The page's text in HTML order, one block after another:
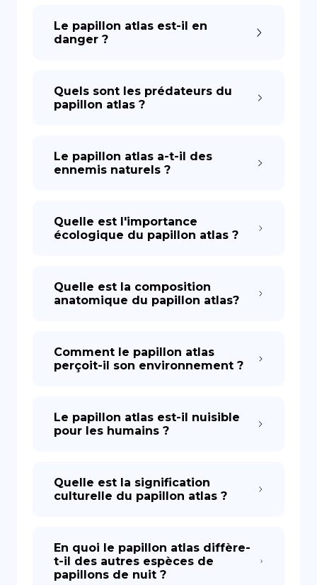
Le papillon atlas est-il en
danger ?
Quels sont les prédateurs du
papillon atlas ?
Le papillon atlas a-t-il des
ennemis naturels ?
Quelle est l'importance
écologique du papillon atlas ?
Quelle est la composition
anatomique du papillon atlas?
Comment le papillon atlas
perçoit-il son environnement ?
Le papillon atlas est-il nuisible
pour les humains ?
Quelle est la signification
culturelle du papillon atlas ?
En quoi le papillon atlas diffère-
t-il des autres espèces de
papillons de nuit ?